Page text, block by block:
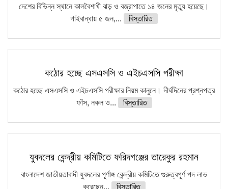
দেশের বিভিন্ন স্থানে কালবৈশাখী ঝড় ও বজ্রাপাতে ১৪ জনের মৃত্যু হয়েছে।
গাইবান্ধায় ৫ জন,...
বিস্তারিত
কঠোর হচ্ছে এসএসসি ও এইচএসসি পরীক্ষা
কঠোর হচ্ছে এসএসসি ও এইচএসসি পরীক্ষার নিয়ম কানুনে। দীর্ঘদিনের প্রশ্নপত্র
ফাঁস, নকল ও...
বিস্তারিত
যুবদলের কেন্দ্রীয় কমিটিতে ফরিদগঞ্জের তারেকুর রহমান
বাংলাদেশ জাতীয়তাবাদী যুবদলের পূর্ণাঙ্গ কেন্দ্রীয় কমিটিতে গুরুত্বপূর্ণ পদ লাভ
করেছেন...
বিস্তারিত